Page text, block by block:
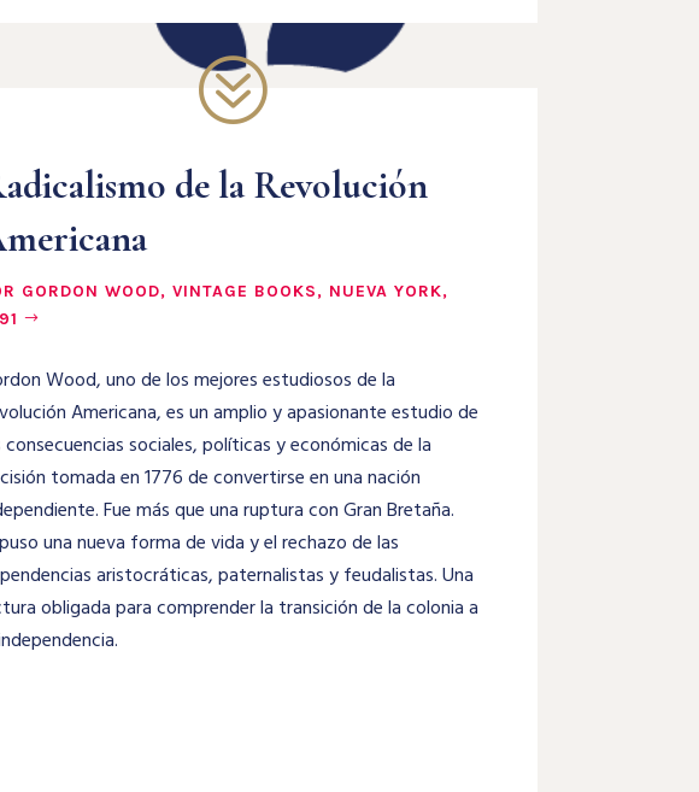
?
de la Revolución
GORDON WOOD, VINTAGE BOOKS, NUEVA YORK,
Wood, uno de los mejores estudiosos de la
Americana, es un amplio y apasionante estudio de
consecuencias sociales, políticas y económicas de la
tomada en 1776 de convertirse en una nación
Fue más que una ruptura con Gran Bretaña.
una nueva forma de vida y el rechazo de las
aristocráticas, paternalistas y feudalistas. Una
obligada para comprender la transición de la colonia a